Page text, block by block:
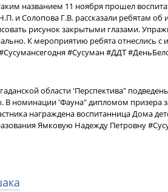
названием 11 ноября прошел
и Солопова Г.В. рассказали ребятам
рисунок закрытыми глазами.
К мероприятию ребята отнеслись с
#Сусуман #ДДТ
области 'Перспектива"
В номинации 'Фауна" дипломом призера
награждена воспитанница Дома
Ямковую Надежду Петровну